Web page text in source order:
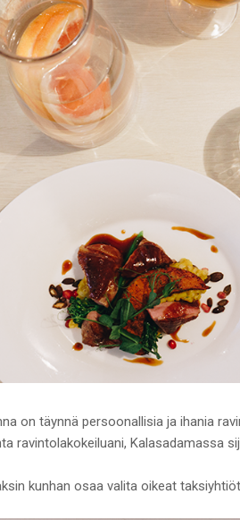
on täynnä persoonallisia ja ihania
ravintolakokeiluani, Kalasadamassa
kunhan osaa valita oikeat